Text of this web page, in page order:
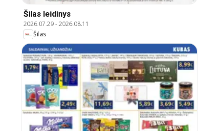
Šilas leidinys
2026.07.29-2026.08.11
Šilas